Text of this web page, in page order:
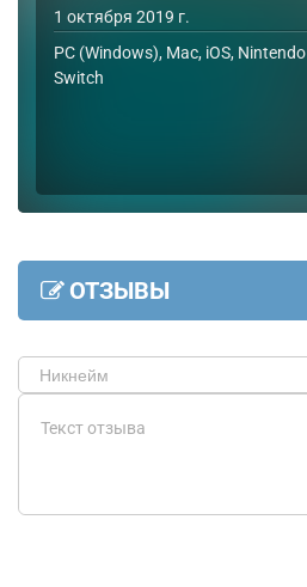
1 октября 2019 г.
PC (Windows), Mac, iOS, Nintendo
Switch
ОТЗЫВЫ